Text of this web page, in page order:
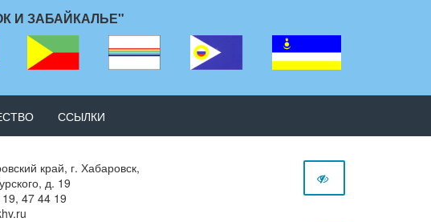
И ЗАБАЙКАЛЬЕ"
ССЫЛКИ
край, г. Хабаровск,
д. 19
47 44 19